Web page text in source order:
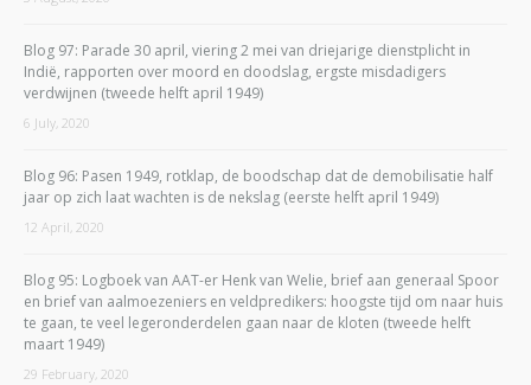
Blog 97: Parade 30 april, viering 2 mei van driejarige dienstplicht in
Indië, rapporten over moord en doodslag, ergste misdadigers
verdwijnen (tweede helft april 1949)
6 July, 2020
Blog 96: Pasen 1949, rotklap, de boodschap dat de demobilisatie half
jaar op zich laat wachten is de nekslag (eerste helft april 1949)
12 April, 2020
Blog 95: Logboek van AAT-er Henk van Welie, brief aan generaal Spoor
en brief van aalmoezeniers en veldpredikers: hoogste tijd om naar huis
te gaan, te veel legeronderdelen gaan naar de kloten (tweede helft
maart 1949)
29 February, 2020